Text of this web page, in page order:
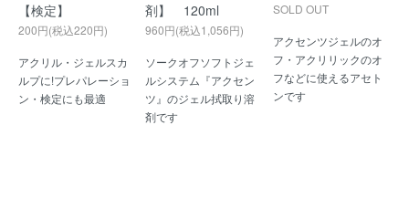
【検定】
200円(税込220円)
アクリル・ジェルスカ
ルプに!プレパレーショ
ン・検定にも最適
剤】 120ml
960円(税込1,056円)
ソークオフソフトジェ
ルシステム『アクセン
ツ』のジェル拭取り溶
剤です
SOLD OUT
アクセンツジェルのオ
フ・アクリリックのオ
フなどに使えるアセト
ンです